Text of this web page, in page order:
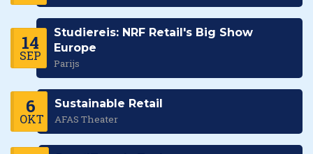
14
SEP
Studiereis: NRF Retail's Big Show
Europe
Parijs
6
OKT
Sustainable Retail
AFAS Theater